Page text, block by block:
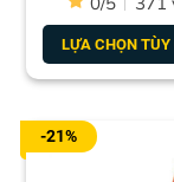
- Thiết kế chiếc
rất tốt tăng tính
chơi, đi du lịch
chiếc balo kết
LỰA CHỌN TÙY
-21%